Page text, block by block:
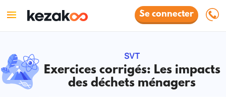
Se connecter
SVT
Exercices corrigés: Les impacts
des déchets ménagers